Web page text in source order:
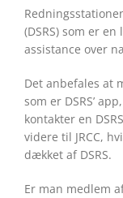
(DSRS) som er
assistance over
Det anbefales at
som er DSRS’
kontakter en
videre til JRCC,
dækket af DSRS.
Er man medlem